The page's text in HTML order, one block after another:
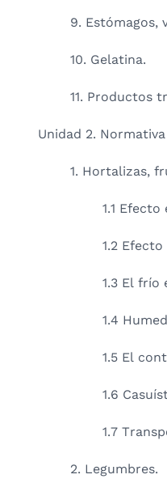
9. Estómagos,
10. Gelatina.
11. Productos
Unidad 2.
1. Hortalizas,
1.1
1.2
1.3 El frío
1.4
1.5 El
1.6
1.7
2. Legumbres.